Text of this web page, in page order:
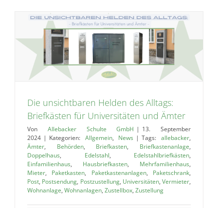
Die unsichtbaren Helden des Alltags:
Briefkästen für Universitäten und Ämter
Von Allebacker Schulte GmbH | 13. September
2024 | Kategorien: Allgemein, News | Tags:allebacker,
Ämter, Behörden, Briefkasten, Briefkastenanlage,
Doppelhaus, Edelstahl, Edelstahlbriefkästen,
Einfamilienhaus, Hausbriefkasten, Mehrfamilienhaus,
Mieter, Paketkasten, Paketkastenanlagen, Paketschrank,
Post, Postsendung, Postzustellung, Universitäten, Vermieter,
Wohnanlage, Wohnanlagen, Zustellbox, Zustellung